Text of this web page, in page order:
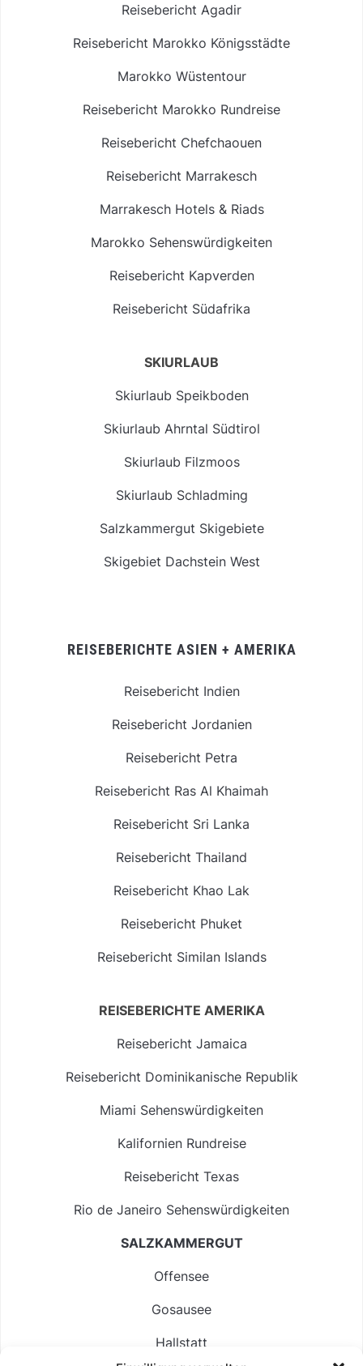
Reisebericht Agadir
Reisebericht Marokko Königsstädte
Marokko Wüstentour
Reisebericht Marokko Rundreise
Reisebericht Chefchaouen
Reisebericht Marrakesch
Marrakesch Hotels & Riads
Marokko Sehenswürdigkeiten
Reisebericht Kapverden
Reisebericht Südafrika
SKIURLAUB
Skiurlaub Speikboden
Skiurlaub Ahrntal Südtirol
Skiurlaub Filzmoos
Skiurlaub Schladming
Salzkammergut Skigebiete
Skigebiet Dachstein West
REISEBERICHTE ASIEN + AMERIKA
Reisebericht Indien
Reisebericht Jordanien
Reisebericht Petra
Reisebericht Ras Al Khaimah
Reisebericht Sri Lanka
Reisebericht Thailand
Reisebericht Khao Lak
Reisebericht Phuket
Reisebericht Similan Islands
REISEBERICHTE AMERIKA
Reisebericht Jamaica
Reisebericht Dominikanische Republik
Miami Sehenswürdigkeiten
Kalifornien Rundreise
Reisebericht Texas
Rio de Janeiro Sehenswürdigkeiten
SALZKAMMERGUT
Offensee
Gosausee
Hallstatt